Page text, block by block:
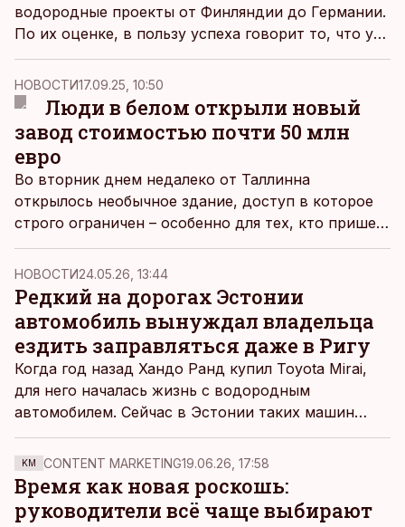
водородные проекты от Финляндии до Германии.
По их оценке, в пользу успеха говорит то, что у
них уже есть предварительные соглашения о
продаже продукции.
НОВОСТИ17.09.25, 10:50
Люди в белом открыли новый
завод стоимостью почти 50 млн
евро
Во вторник днем недалеко от Таллинна
открылось необычное здание, доступ в которое
строго ограничен – особенно для тех, кто пришел
в повседневной одежде. Даже топ-менеджерам,
связанным с проектом стоимостью почти 50 млн
евро, пришлось облачиться в белые защитные
комбинезоны и надеть маски.
НОВОСТИ24.05.26, 13:44
Редкий на дорогах Эстонии
автомобиль вынуждал владельца
ездить заправляться даже в Ригу
Когда год назад Хандо Ранд купил Toyota Mirai,
для него началась жизнь с водородным
автомобилем. Сейчас в Эстонии таких машин
всего 48, однако в будущем возможен прорыв –
при условии, что удастся снизить стоимость
водорода как топлива.
KM CONTENT MARKETING19.06.26, 17:58
Время как новая роскошь:
руководители всё чаще выбирают